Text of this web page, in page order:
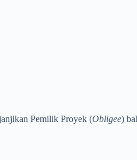
Pemilik Proyek (Obligee)